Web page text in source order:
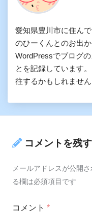
愛知県豊川市に住ん
のひーくんとのお出
WordPressでブログ
とを記録しています
往するかもしれません
コメントを残す
メールアドレスが公開
る欄は必須項目です
コメント *